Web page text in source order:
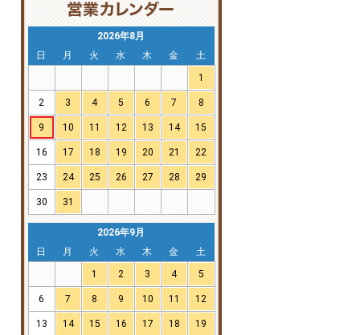
2026年8月
日
月 火 水 木 金
土
1
2 3 4 5 6 7 8
9 10 11 12 13 14 15
16 17 18 19 20 21 22
23 24 25 26 27 28 29
30 31
2026年9月
日
月 火 水 木 金
土
1
2 3 4 5
6 7 8 9 10 11 12
13 14 15 16 17 18 19